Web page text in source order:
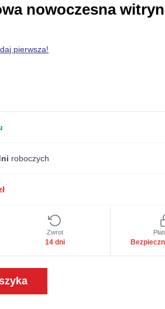
nowoczesna
pierwsza!
roboczych
Zwrot
14 dni